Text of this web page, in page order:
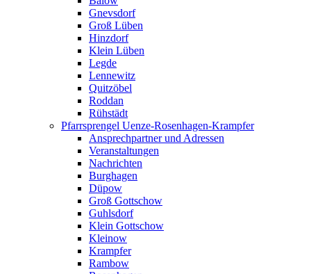
Gnevsdorf
Groß Lüben
Hinzdorf
Klein Lüben
Legde
Lennewitz
Quitzöbel
Roddan
Rühstädt
Pfarrsprengel Uenze-Rosenhagen-Krampfer
Ansprechpartner und Adressen
Veranstaltungen
Nachrichten
Burghagen
Düpow
Groß Gottschow
Guhlsdorf
Klein Gottschow
Kleinow
Krampfer
Rambow